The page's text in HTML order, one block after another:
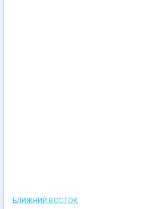
БЛИЖНИЙ ВОСТОК